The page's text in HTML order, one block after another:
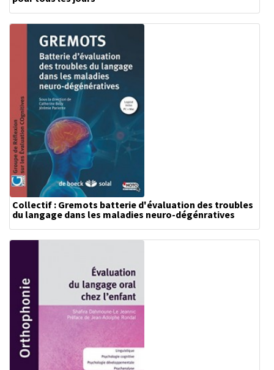
Collectif : Gremots batterie d'évaluation des troubles
du langage dans les maladies neuro-dégénratives